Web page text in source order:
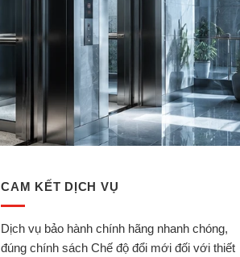
CAM KẾT DỊCH VỤ
Dịch vụ bảo hành chính hãng nhanh chóng,
đúng chính sách Chế độ đổi mới đối với thiết